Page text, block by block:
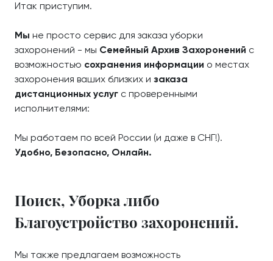
Итак приступим.
Мы не просто сервис для заказа уборки
захоронений - мы Семейный Архив Захоронений с
возможностью сохранения информации о местах
захоронения ваших близких и заказа
дистанционных услуг с проверенными
исполнителями:
Мы работаем по всей России (и даже в СНГ!).
Удобно, Безопасно, Онлайн.
Поиск, Уборка либо
Благоустройство захоронений.
Мы также предлагаем возможность